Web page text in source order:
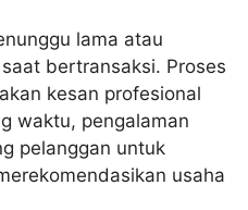
lama atau
bertransaksi. Proses
kesan profesional
waktu, pengalaman
pelanggan untuk
usaha